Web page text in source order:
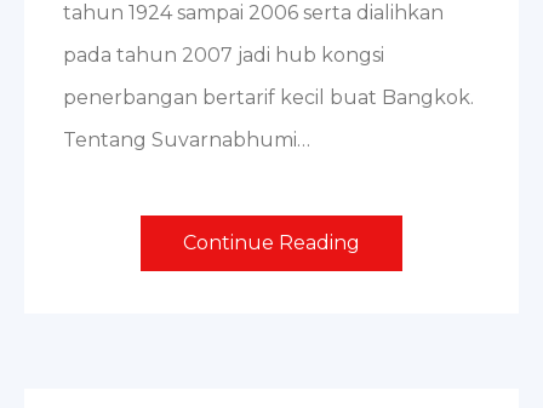
tahun 1924 sampai 2006 serta dialihkan
pada tahun 2007 jadi hub kongsi
penerbangan bertarif kecil buat Bangkok.
Tentang Suvarnabhumi…
Continue Reading